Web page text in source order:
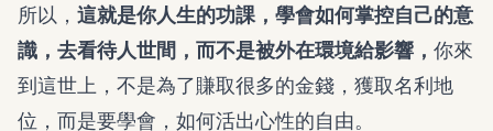
所以， 這就是你人生的功課，學會如何掌控自己的意
識，去看待人世間，而不是被外在環境給影響， 你來
到這世上，不是為了賺取很多的金錢，獲取名利地
位，而是要學會，如何活出心性的自由。